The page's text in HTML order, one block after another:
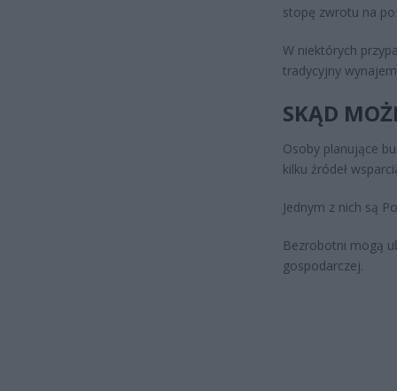
stopę zwrotu na
W niektórych
tradycyjny
SKĄD
Osoby planujące
kilku źródeł
Jednym z nich są
Bezrobotni mogą
gospodarczej.